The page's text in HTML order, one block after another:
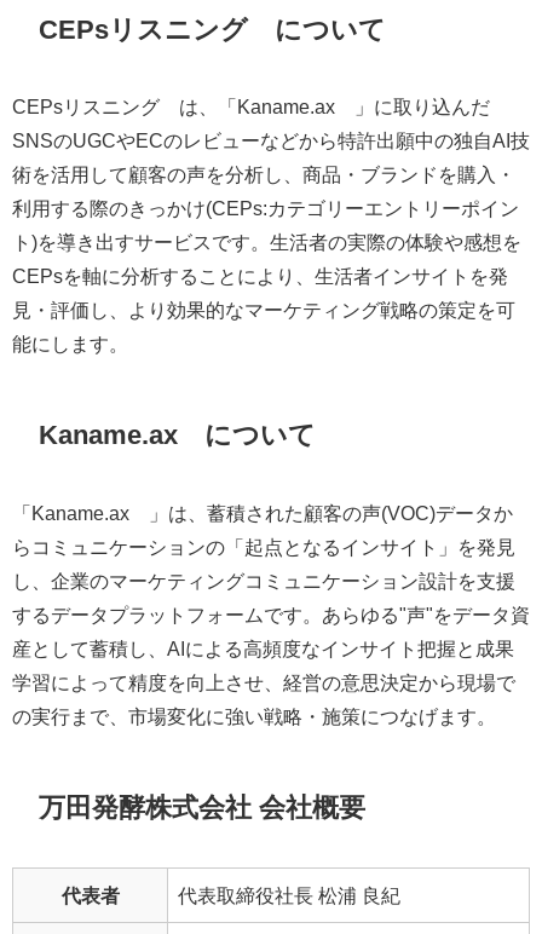
CEPsリスニング®について
CEPsリスニング®は、「Kaname.ax®」に取り込んだ
SNSのUGCやECのレビューなどから特許出願中の独自AI技
術を活用して顧客の声を分析し、商品・ブランドを購入・
利用する際のきっかけ(CEPs:カテゴリーエントリーポイン
ト)を導き出すサービスです。生活者の実際の体験や感想を
CEPsを軸に分析することにより、生活者インサイトを発
見・評価し、より効果的なマーケティング戦略の策定を可
能にします。
Kaname.ax®について
「Kaname.ax®」は、蓄積された顧客の声(VOC)データか
らコミュニケーションの「起点となるインサイト」を発見
し、企業のマーケティングコミュニケーション設計を支援
するデータプラットフォームです。あらゆる"声"をデータ資
産として蓄積し、AIによる高頻度なインサイト把握と成果
学習によって精度を向上させ、経営の意思決定から現場で
の実行まで、市場変化に強い戦略・施策につなげます。
万田発酵株式会社 会社概要
代表者 代表取締役社長 松浦 良紀